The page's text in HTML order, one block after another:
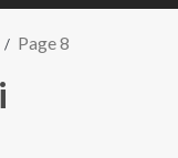
Page 8